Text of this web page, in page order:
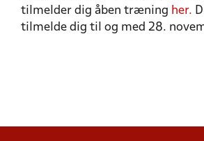
tilmelder dig åben træning her.
tilmelde dig til og med 28.